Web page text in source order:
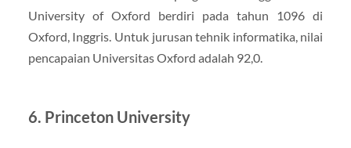
University of Oxford berdiri pada tahun 1096 di
Oxford, Inggris. Untuk jurusan tehnik informatika, nilai
pencapaian Universitas Oxford adalah 92,0.
6. Princeton University